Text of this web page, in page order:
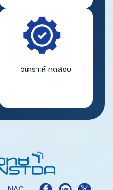
วิเคราะห์ ทดสอบ